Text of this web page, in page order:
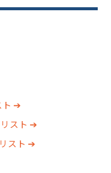
ト ➔
スト ➔
スト ➔